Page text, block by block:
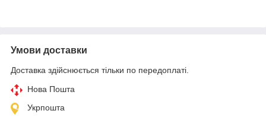
Умови доставки
Доставка здійснюється тільки по передоплаті.
Нова Пошта
Укрпошта